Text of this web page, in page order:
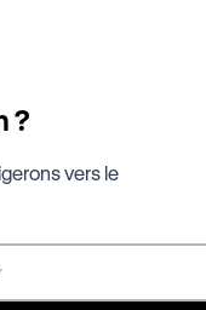
?
vers le